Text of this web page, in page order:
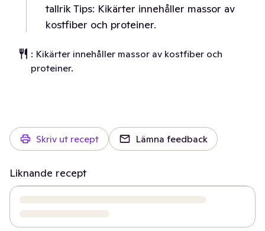
tallrik Tips: Kikärter innehåller massor av
kostfiber och proteiner.
: Kikärter innehåller massor av kostfiber och
proteiner.
Skriv ut recept Lämna feedback
Liknande recept